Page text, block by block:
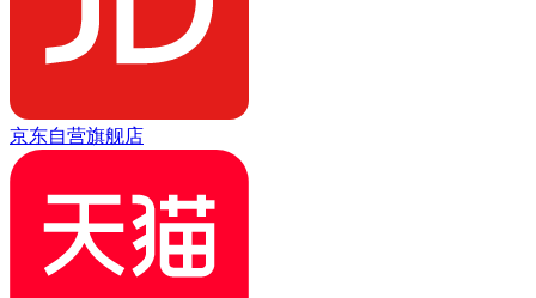
京东自营旗舰店